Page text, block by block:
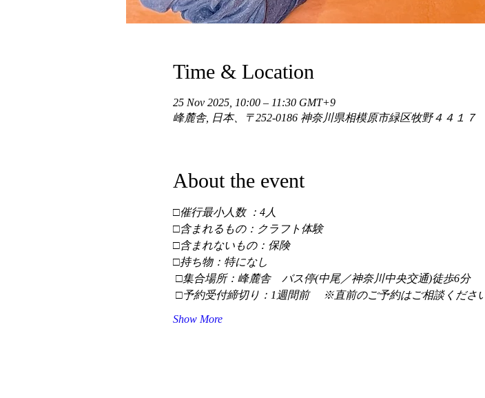
Time & Location
25 Nov 2025, 10:00 – 11:30 GMT+9
峰麓舎, 日本、〒252-0186 神奈川県相模原市緑区牧野４４１７
About the event
□催行最小人数 ：4人
□含まれるもの：クラフト体験
□含まれないもの：保険
□持ち物：特になし
□集合場所：峰麓舎　バス停(中尾／神奈川中央交通)徒歩6分
□予約受付締切り：1週間前 　※直前のご予約はご相談くださ
Show More